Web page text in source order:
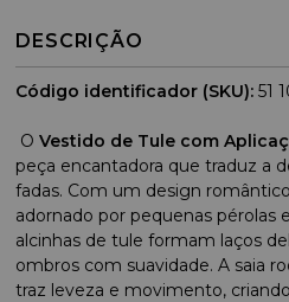
DESCRIÇÃO
Código identificador (SKU): 51
OVestido de Tule com
peça encantadora que traduz a
fadas. Com um design
adornado por pequenas pérolas
alcinhas de tule formam laços
ombros com suavidade. A saia
traz leveza e movimento,